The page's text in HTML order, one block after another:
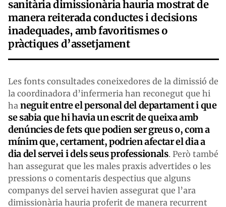
sanitària dimissionària hauria mostrat de
manera reiterada conductes i decisions
inadequades, amb favoritismes o
pràctiques d’assetjament
Les fonts consultades coneixedores de la dimissió de
la coordinadora d’infermeria han reconegut que hi
ha neguit entre el personal del departament i que
se sabia que hi havia un escrit de queixa amb
denúncies de fets que podien ser greus o, com a
mínim que, certament, podrien afectar el dia a
dia del servei i dels seus professionals. Però també
han assegurat que les males praxis advertides o les
pressions o comentaris despectius que alguns
companys del servei havien assegurat que l’ara
dimissionària hauria proferit de manera recurrent